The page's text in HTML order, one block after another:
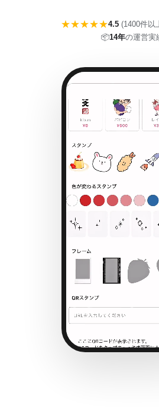
★★★★★4.5 (1400件以
📦14年の運営実